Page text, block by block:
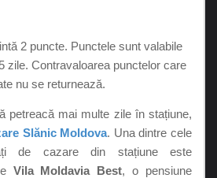
2 puncte. Punctele sunt valabile
zile. Contravaloarea punctelor care
nu se returnează.
petreacă mai multe zile în stațiune,
Slănic Moldova. Una dintre cele
de cazare din stațiune este
Vila Moldavia Best, o pensiune